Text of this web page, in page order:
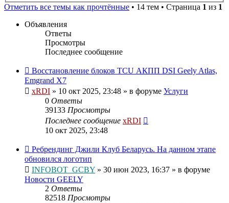
Отметить все темы как прочтённые • 14 тем • Страница 1 из 1
Объявления
Ответы
Просмотры
Последнее сообщение
Восстановление блоков TCU АКПП DSI Geely Atlas,
Emgrand X7
xRDI » 10 окт 2025, 23:48 » в форуме Услуги
0 Ответы
39133 Просмотры
Последнее сообщение xRDI
10 окт 2025, 23:48
Ребрендинг Джили Клуб Беларусь. На данном этапе
обновился логотип
INFOBOT_GCBY » 30 июн 2023, 16:37 » в форуме
Новости GEELY
2 Ответы
82518 Просмотры